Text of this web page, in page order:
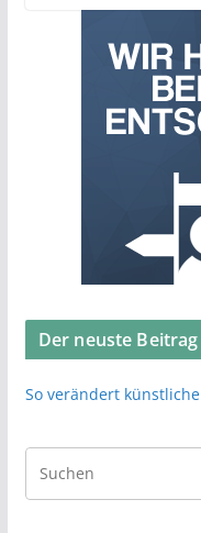
Der neuste Beitrag
So verändert